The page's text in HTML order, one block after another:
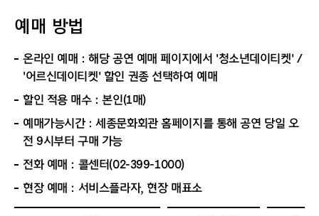
예매 방법
온라인 예매 : 해당 공연 예매 페이지에서 '청소년데이티켓' /
'어르신데이티켓' 할인 권종 선택하여 예매
할인 적용 매수 : 본인(1매)
예매가능시간 : 세종문화회관 홈페이지를 통해 공연 당일 오
전 9시부터 구매 가능
전화 예매 : 콜센터(02-399-1000)
현장 예매 : 서비스플라자, 현장 매표소